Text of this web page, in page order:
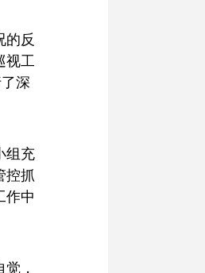
的反
视工
深
组充
控抓
作中
，